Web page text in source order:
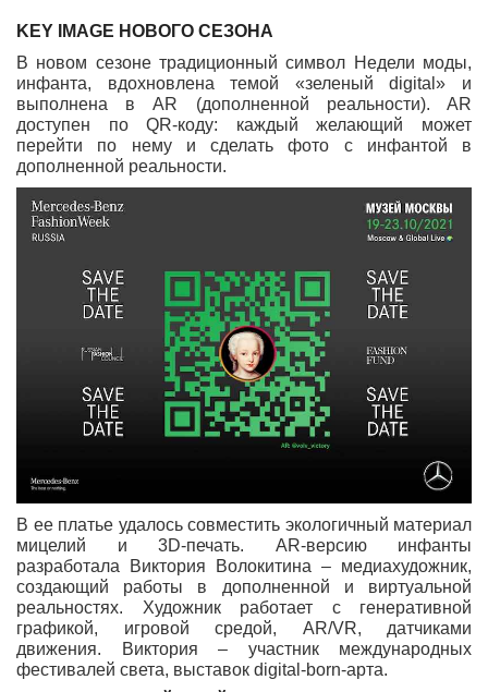
KEY IMAGE НОВОГО СЕЗОНА
В новом сезоне традиционный символ Недели моды,
инфанта, вдохновлена темой «зеленый digital» и
выполнена в AR (дополненной реальности). AR
доступен по QR-коду: каждый желающий может
перейти по нему и сделать фото с инфантой в
дополненной реальности.
В ее платье удалось совместить экологичный материал
мицелий и 3D-печать. AR-версию инфанты
разработала Виктория Волокитина – медиахудожник,
создающий работы в дополненной и виртуальной
реальностях. Художник работает с генеративной
графикой, игровой средой, AR/VR, датчиками
движения. Виктория – участник международных
фестивалей света, выставок digital-born-арта.